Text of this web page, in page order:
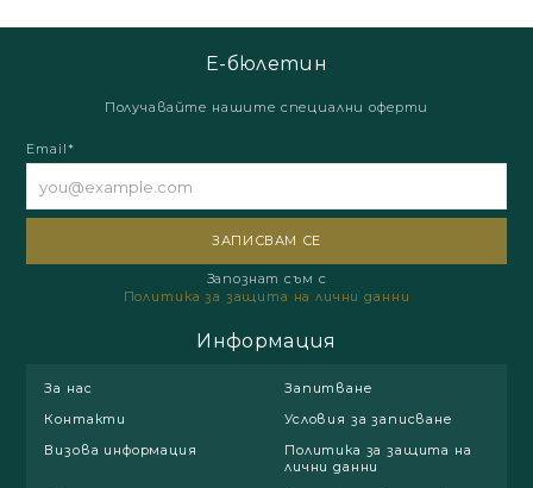
Е-бюлетин
Получавайте нашите специални оферти
Email*
Запознат съм с
Политика за защита на лични данни
Информация
За нас
Запитване
Контакти
Условия за записване
Визова информация
Политика за защита на
лични данни